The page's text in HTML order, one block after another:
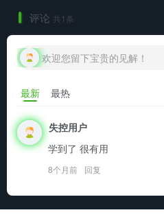
评论 共1条
欢迎您留下宝贵的见解！
最新 最热
失控用户
学到了 很有用
8个月前 回复